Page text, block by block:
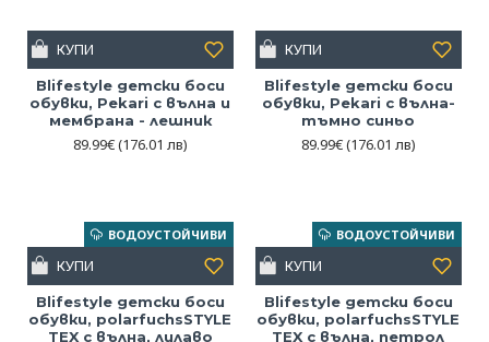
Blifestyle детски боси
обувки, Pekari с вълна и
мембрана - лешник
89.99€(176.01 лв)
КУПИ
Blifestyle детски боси
обувки, Pekari с вълна-
тъмно синьо
89.99€(176.01 лв)
КУПИ
ВОДОУСТОЙЧИВИ
Blifestyle детски боси
обувки, polarfuchsSTYLE
TEX с вълна, лилаво
КУПИ
ВОДОУСТОЙЧИВИ
Blifestyle детски боси
обувки, polarfuchsSTYLE
TEX с вълна, петрол
КУПИ